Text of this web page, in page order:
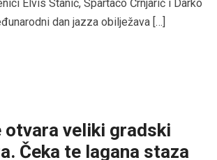
Elvis Stanić, Spartaco Črnjarić i Darko
dan jazza obilježava […]
otvara veliki gradski
Čeka te lagana staza